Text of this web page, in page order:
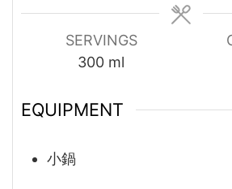
SERVINGS
300 ml
EQUIPMENT
小鍋